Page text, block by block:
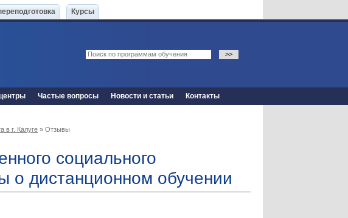
Курсы
Частые вопросы Новости и статьи Контакты
в г. Калуге » Отзывы
социального
о дистанционном обучении